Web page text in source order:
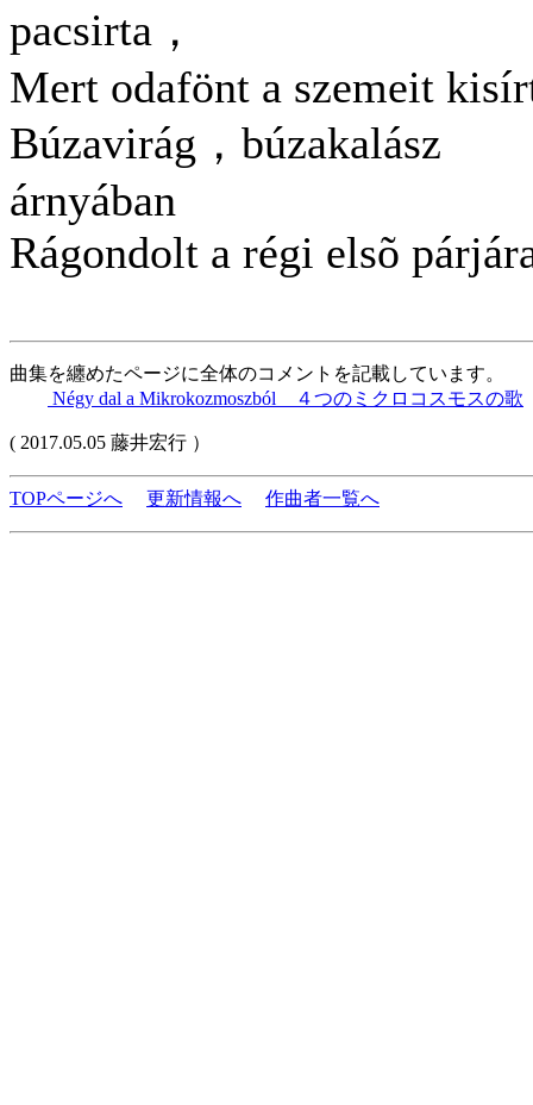
pacsirta，
Mert odafönt a szemeit
Búzavirág，búzakalász
árnyában
Rágondolt a régi elsõ
曲集を纏めたページに全体のコメントを記載しています。
Négy dal a Mikrokozmoszból ４つのミクロコスモスの歌
( 2017.05.05 藤井宏行 ）
TOPページへ 更新情報へ 作曲者一覧へ